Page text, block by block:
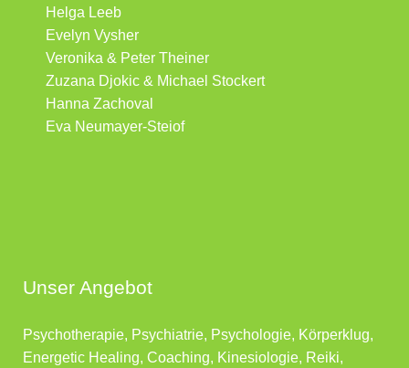
Helga Leeb
Evelyn Vysher
Veronika & Peter Theiner
Zuzana Djokic & Michael Stockert
Hanna Zachoval
Eva Neumayer-Steiof
Unser Angebot
Psychotherapie, Psychiatrie, Psychologie, Körperklug,
Energetic Healing, Coaching, Kinesiologie, Reiki,